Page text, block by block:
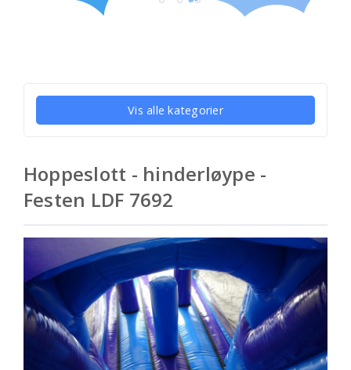
Vis alle kategorier
Hoppeslott - hinderløype -
Festen LDF 7692